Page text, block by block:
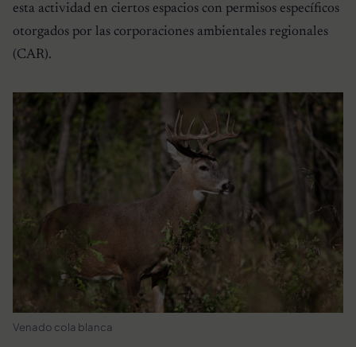
esta actividad en ciertos espacios con permisos específicos
otorgados por las corporaciones ambientales regionales
(CAR).
Venado cola blanca